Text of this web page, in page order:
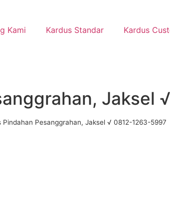
Kami Kardus Standar Kardus
Jaksel
Pindahan Pesanggrahan, Jaksel √ 0812-1263-5997